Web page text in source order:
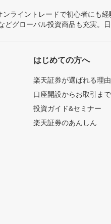
ライントレードで初心者にも
どグローバル投資商品も充実。
はじめての方へ
楽天証券が選ばれる理由
口座開設からお取引ま
投資ガイド&セミナー
楽天証券のあんしん